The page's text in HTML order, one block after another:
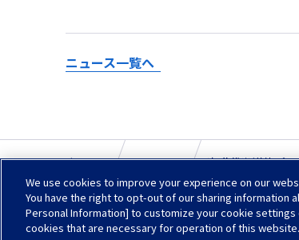
ニュース一覧へ
ホーム ニュース 次世代半導体パ
Check in AGC
We use cookies to improve your experience on our
You have the right to opt-out of our sharing information
Personal Information] to customize your cookie
cookies that are necessary for operation of this website.